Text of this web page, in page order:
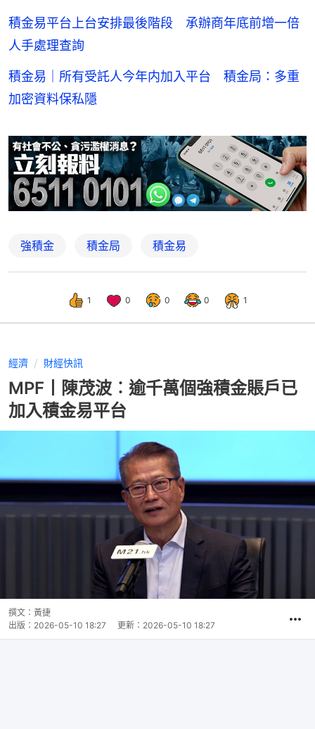
積金易平台上台安排最後階段 承辦商年底前增一倍
人手處理查詢
積金易｜所有受託人今年内加入平台 積金局：多重
加密資料保私隱
強積金 積金局 積金易
1 0 0 0 1
經濟 財經快訊
MPF丨陳茂波︰逾千萬個強積金賬戶已
加入積金易平台
撰文： 黃捷
出版： 2026-05-10 18:27 更新： 2026-05-10 18:27